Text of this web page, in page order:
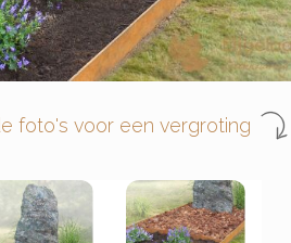
foto's voor een vergroting